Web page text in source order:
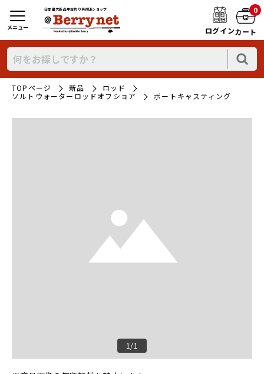
日本最大新品中古釣り具WEBショップ
ログイン
0
カート
メニュー
TOPページ 新品
ロッド
ソルトウォーターロッドオフショア
ボートキャスティング
1/1